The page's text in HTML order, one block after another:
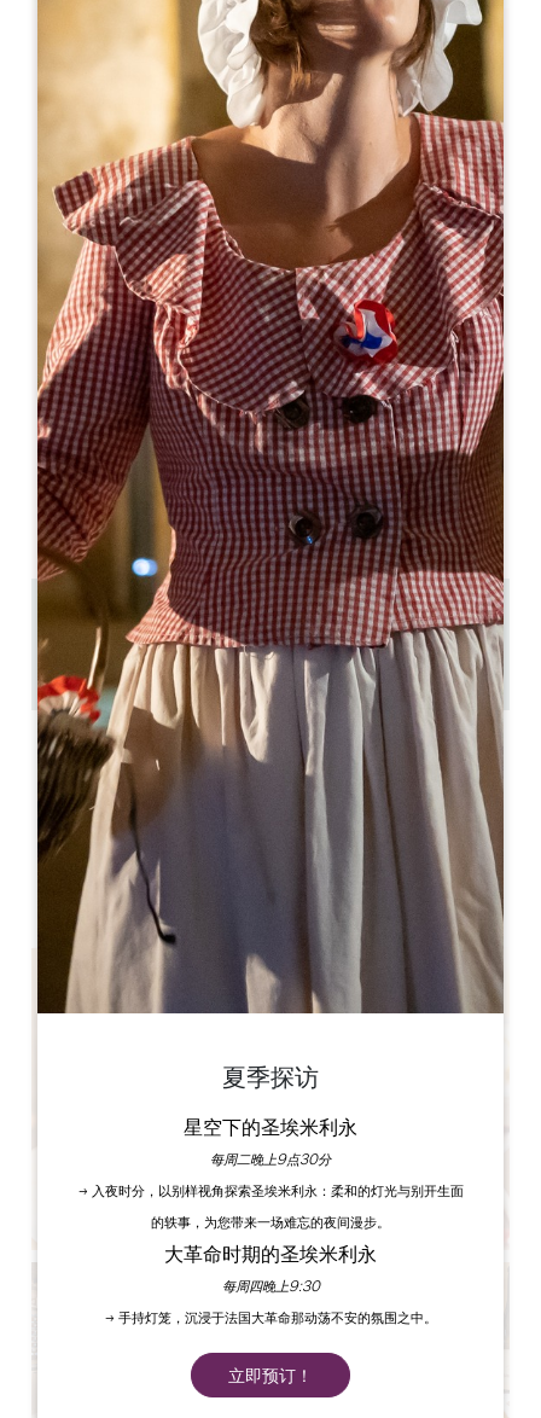
来自
20€
Château Fleur de Lisse
Château Fleur de Lisse - Lieu-dit Gaillard 868 Route du
Grand Sable
33330 SAINT-HIPPOLYTE
05 33 03 09 30
contact@vignoblesjade.com
开幕月份
一 二 三 四 五 六 七 八 九 十
开幕日
隆
AM
PM
星
AM
PM
星
AM
PM
星
AM
PM
星
AM
PM
星
AM
星
PM
5.3 km
1h15
复制 GPS 代码
标签
夏季探访
星空下的圣埃米利永
每周二晚上9点30分
→ 入夜时分，以别样视角探索圣埃米利永：柔和的灯光与别开生面
的轶事，为您带来一场难忘的夜间漫步。
大革命时期的圣埃米利永
每周四晚上9:30
→ 手持灯笼，沉浸于法国大革命那动荡不安的氛围之中。
立即预订！